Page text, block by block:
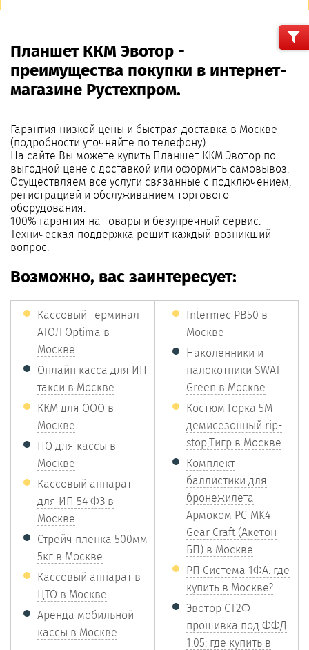
Планшет ККМ Эвотор -
преимущества покупки в интернет-
магазине Рустехпром.
Гарантия низкой цены и быстрая доставка в Москве
(подробности уточняйте по телефону).
На сайте Вы можете купить Планшет ККМ Эвотор по
выгодной цене с доставкой или оформить самовывоз.
Осуществляем все услуги связанные с подключением,
регистрацией и обслуживанием торгового
оборудования.
100% гарантия на товары и безупречный сервис.
Техническая поддержка решит каждый возникший
вопрос.
Возможно, вас заинтересует:
Кассовый терминал
АТОЛ Optima в
Москве
Онлайн касса для ИП
такси в Москве
ККМ для ООО в
Москве
ПО для кассы в
Москве
Кассовый аппарат
для ИП 54 ФЗ в
Москве
Стрейч пленка 500мм
5кг в Москве
Кассовый аппарат в
ЦТО в Москве
Аренда мобильной
кассы в Москве
Intermec PB50 в
Москве
Наколенники и
налокотники SWAT
Green в Москве
Костюм Горка 5М
демисезонный rip-
stop,Тигр в Москве
Комплект
баллистики для
бронежилета
Армоком PC-MK4
Gear Craft (Акетон
БП) в Москве
РП Система 1ФА: где
купить в Москве?
Эвотор СТ2Ф
прошивка под ФФД
1.05: где купить в